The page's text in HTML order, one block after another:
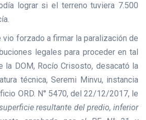
lograr si el terreno tuviera 7.500
vio forzado a firmar la paralización de
legales para proceder en tal
la DOM, Rocío Crisosto, desacató la
técnica, Seremi Minvu, instancia
ORD. N° 5470, del 22/12/2017, le
resultante del predio, inferior